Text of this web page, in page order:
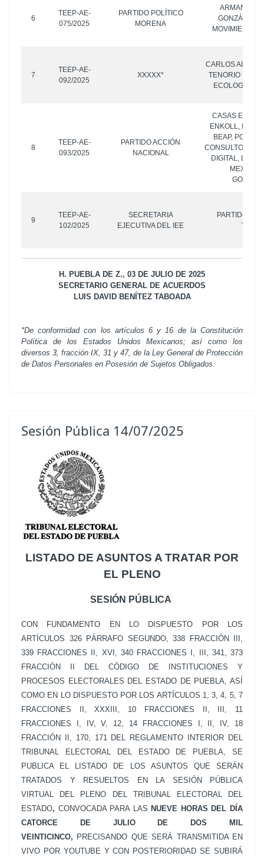
6
TEEP-AE-
075/2025
PARTIDO POLÍTICO
MORENA
ARMANDO
GONZÁLEZ;
MOVIMIENTO
7
TEEP-AE-
092/2025
XXXXX*
CARLOS
TENORIO Y
ECOLOGÍSTA
8
TEEP-AE-
093/2025
PARTIDO ACCIÓN
NACIONAL
CASAS
ENKOLL,
BEAP,
CONSULTORES,
DIGITAL, LA
9
TEEP-AE-
102/2025
SECRETARIA
EJECUTIVA DEL IEE
PARTIDO
H. PUEBLA DE Z., 03 DE JULIO DE 2025
SECRETARIO GENERAL DE ACUERDOS
LUIS DAVID BENÍTEZ TABOADA
*De conformidad con los artículos 6 y 16 de la Constitución
Política de los Estados Unidos Mexicanos; así como los
diversos 3, fracción IX, 31 y 47, de la Ley General de Protección
de Datos Personales en Posesión de Sujetos Obligados.
Sesión Pública 14/07/2025
LISTADO DE ASUNTOS A TRATAR POR
EL PLENO
SESIÓN PÚBLICA
CON FUNDAMENTO EN LO DISPUESTO POR LOS
ARTÍCULOS 326 PÁRRAFO SEGUNDO, 338 FRACCIÓN III,
339 FRACCIONES II, XVI, 340 FRACCIONES I, III, 341, 373
FRACCIÓN II DEL CÓDIGO DE INSTITUCIONES Y
PROCESOS ELECTORALES DEL ESTADO DE PUEBLA, ASÍ
COMO EN LO DISPUESTO POR LOS ARTÍCULOS 1, 3, 4, 5, 7
FRACCIONES II, XXXIII, 10 FRACCIONES II, III, 11
FRACCIONES I, IV, V, 12, 14 FRACCIONES I, II, IV, 18
FRACCIÓN II, 170, 171 DEL REGLAMENTO INTERIOR DEL
TRIBUNAL ELECTORAL DEL ESTADO DE PUEBLA, SE
PUBLICA EL LISTADO DE LOS ASUNTOS QUE SERÁN
TRATADOS Y RESUELTOS EN LA SESIÓN PÚBLICA
VIRTUAL DEL PLENO DEL TRIBUNAL ELECTORAL DEL
ESTADO, CONVOCADA PARA LAS NUEVE HORAS DEL DÍA
CATORCE DE JULIO DE DOS MIL
VEINTICINCO, PRECISANDO QUE SERÁ TRANSMITIDA EN
VIVO POR YOUTUBE Y CON POSTERIORIDAD SE SUBIRÁ